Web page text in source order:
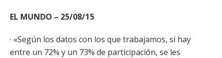
EL MUNDO – 25/08/15
· «Según los datos con los que trabajamos, si hay
entre un 72% y un 73% de participación, se les